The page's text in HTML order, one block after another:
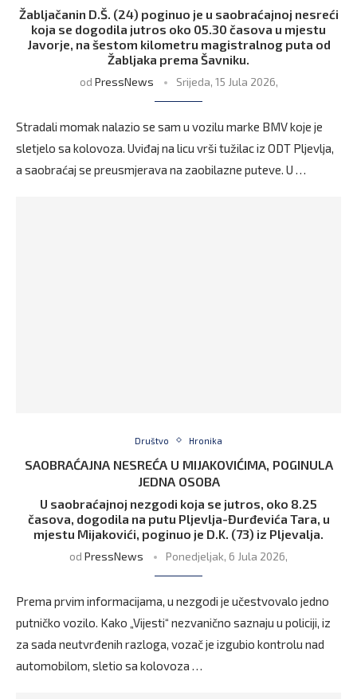
Žabljačanin D.Š. (24) poginuo je u saobraćajnoj nesreći
koja se dogodila jutros oko 05.30 časova u mjestu
Javorje, na šestom kilometru magistralnog puta od
Žabljaka prema Šavniku.
od PressNews Srijeda, 15 Jula 2026,
Stradali momak nalazio se sam u vozilu marke BMV koje je
sletjelo sa kolovoza. Uviđaj na licu vrši tužilac iz ODT Pljevlja,
a saobraćaj se preusmjerava na zaobilazne puteve. U …
Društvo Hronika
SAOBRAĆAJNA NESREĆA U MIJAKOVIĆIMA, POGINULA
JEDNA OSOBA
U saobraćajnoj nezgodi koja se jutros, oko 8.25
časova, dogodila na putu Pljevlja-Đurđevića Tara, u
mjestu Mijakovići, poginuo je D.K. (73) iz Pljevalja.
od PressNews Ponedjeljak, 6 Jula 2026,
Prema prvim informacijama, u nezgodi je učestvovalo jedno
putničko vozilo. Kako „Vijesti“ nezvanično saznaju u policiji, iz
za sada neutvrđenih razloga, vozač je izgubio kontrolu nad
automobilom, sletio sa kolovoza …